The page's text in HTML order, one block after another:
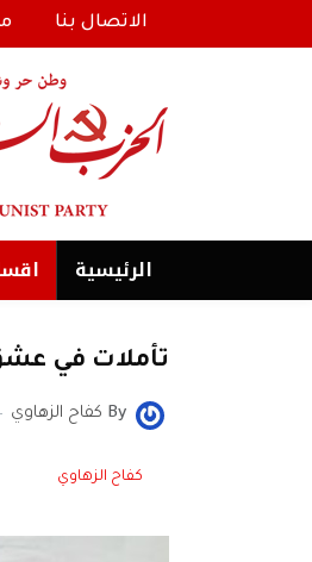
الاتصال بنا
الرئیسية
تأملات في
By كفاح الزهاوي
كفاح الزهاوي